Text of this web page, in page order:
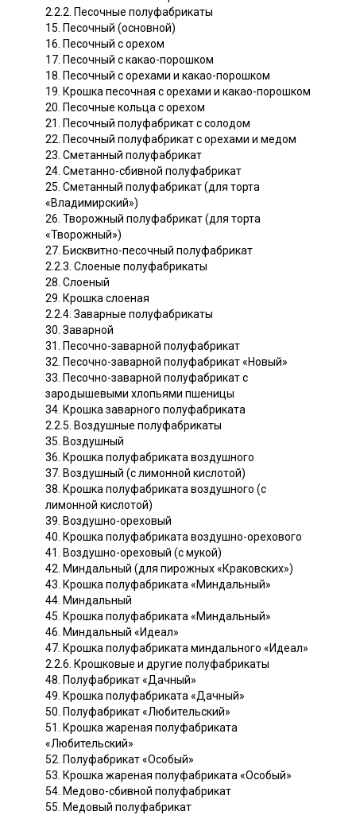
2.2.2. Песочные полуфабрикаты
15. Песочный (основной)
16. Песочный с орехом
17. Песочный с какао-порошком
18. Песочный с орехами и какао-порошком
19. Крошка песочная с орехами и какао-порошком
20. Песочные кольца с орехом
21. Песочный полуфабрикат с солодом
22. Песочный полуфабрикат с орехами и медом
23. Сметанный полуфабрикат
24. Сметанно-сбивной полуфабрикат
25. Сметанный полуфабрикат (для торта
«Владимирский»)
26. Творожный полуфабрикат (для торта
«Творожный»)
27. Бисквитно-песочный полуфабрикат
2.2.3. Слоеные полуфабрикаты
28. Слоеный
29. Крошка слоеная
2.2.4. Заварные полуфабрикаты
30. Заварной
31. Песочно-заварной полуфабрикат
32. Песочно-заварной полуфабрикат «Новый»
33. Песочно-заварной полуфабрикат с
зародышевыми хлопьями пшеницы
34. Крошка заварного полуфабриката
2.2.5. Воздушные полуфабрикаты
35. Воздушный
36. Крошка полуфабриката воздушного
37. Воздушный (с лимонной кислотой)
38. Крошка полуфабриката воздушного (с
лимонной кислотой)
39. Воздушно-ореховый
40. Крошка полуфабриката воздушно-орехового
41. Воздушно-ореховый (с мукой)
42. Миндальный (для пирожных «Краковских»)
43. Крошка полуфабриката «Миндальный»
44. Миндальный
45. Крошка полуфабриката «Миндальный»
46. Миндальный «Идеал»
47. Крошка полуфабриката миндального «Идеал»
2.2.6. Крошковые и другие полуфабрикаты
48. Полуфабрикат «Дачный»
49. Крошка полуфабриката «Дачный»
50. Полуфабрикат «Любительский»
51. Крошка жареная полуфабриката
«Любительский»
52. Полуфабрикат «Особый»
53. Крошка жареная полуфабриката «Особый»
54. Медово-сбивной полуфабрикат
55. Медовый полуфабрикат